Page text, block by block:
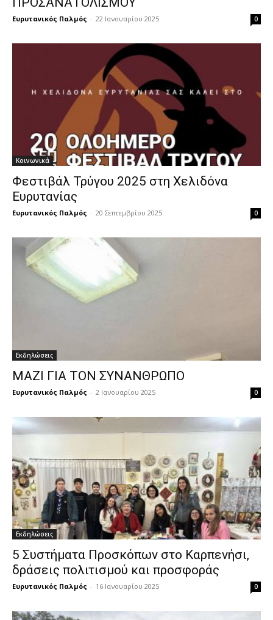
Ευρυτανικός Παλμός - 22 Ιανουαρίου 2025 0
Κοινωνικά
Φεστιβάλ Τρύγου 2025 στη Χελιδόνα
Ευρυτανίας
Ευρυτανικός Παλμός - 20 Σεπτεμβρίου 2025 0
Εκδηλώσεις
ΜΑΖΙ ΓΙΑ ΤΟΝ ΣΥΝΑΝΘΡΩΠΟ
Ευρυτανικός Παλμός - 2 Ιανουαρίου 2025 0
Εκδηλώσεις
5 Συστήματα Προσκόπων στο Καρπενήσι,
δράσεις πολιτισμού και προσφοράς
Ευρυτανικός Παλμός - 16 Ιανουαρίου 2025 0